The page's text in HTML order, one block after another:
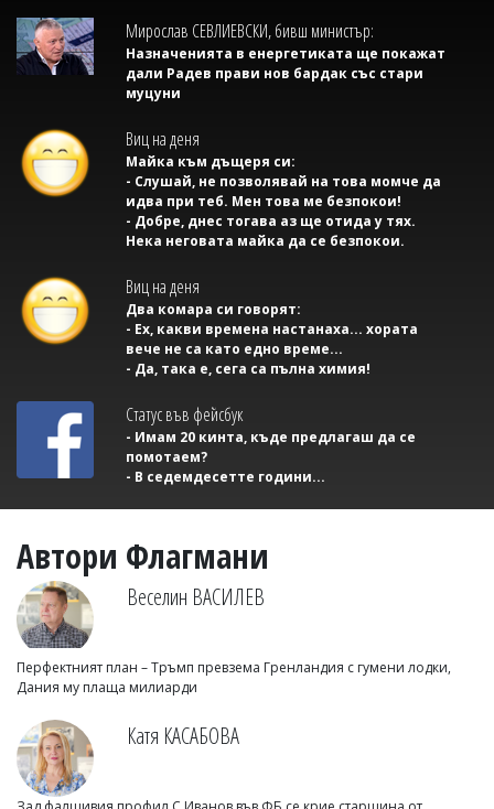
Мирослав СЕВЛИЕВСКИ, бивш министър:
Назначенията в енергетиката ще покажат
дали Радев прави нов бардак със стари
муцуни
Виц на деня
Майка към дъщеря си:
- Слушай, не позволявай на това момче да
идва при теб. Мен това ме безпокои!
- Добре, днес тогава аз ще отида у тях.
Нека неговата майка да се безпокои.
Виц на деня
Два комара си говорят:
- Ех, какви времена настанаха... хората
вече не са като едно време...
- Да, така е, сега са пълна химия!
Статус във фейсбук
- Имам 20 кинта, къде предлагаш да се
помотаем?
- В седемдесетте години...
Автори Флагмани
Веселин ВАСИЛЕВ
Перфектният план – Тръмп превзема Гренландия с гумени лодки,
Дания му плаща милиарди
Катя КАСАБОВА